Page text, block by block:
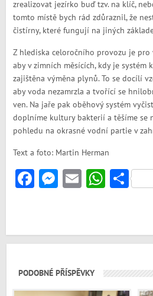
zrealizovat jezírko buď tzv. na klíč,
tomto místě bych rád zdůraznil, že
čistírny, které fungují na jiných
Z hlediska celoročního provozu je pro
aby v zimních měsících, kdy je systém
zajištěna výměna plynů. To se docílí
aby voda nezamrzla a tvořící se
ven. Na jaře pak oběhový systém
doplníme kultury bakterií a těšíme se
pohledu na okrasné vodní partie v
Text a foto: Martin Herman
Facebook
Messenger
Email
PODOBNÉ PŘÍSPĚVKY